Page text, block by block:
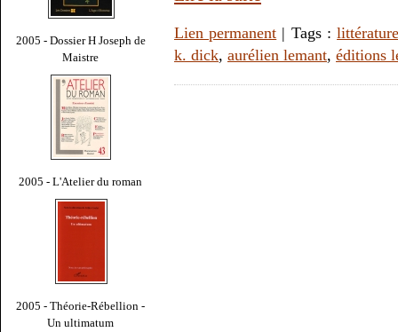
2005 - Dossier H Joseph de
Maistre
2005 - L'Atelier du roman
2005 - Théorie-Rébellion -
Un ultimatum
Lien permanent | Tags :
k. dick, aurélien lemant, éditions